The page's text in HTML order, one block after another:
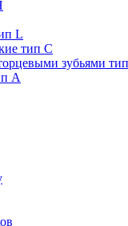
L
тип C
зубьями
А